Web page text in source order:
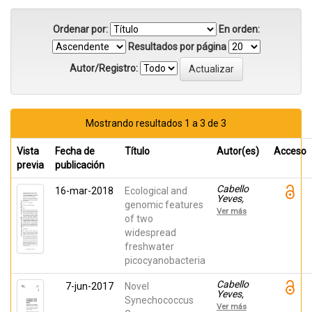
Ordenar por:
En orden:
Resultados por página
Autor/Registro:
Mostrando resultados 1 a 3 de 3
Vista
previa
Fecha de
publicación
Título Autor(es) Acceso
16-mar-2018
Ecological and
genomic features
of two
widespread
freshwater
picocyanobacteria
Cabello
Yeves,
Pedro J.;
Picazo,
Rosselli,
Riccardo;
Roda
Garcia,
Ver más
7-jun-2017
Novel
Synechococcus
Cabello
Yeves,
Pedro J.;
Ver más